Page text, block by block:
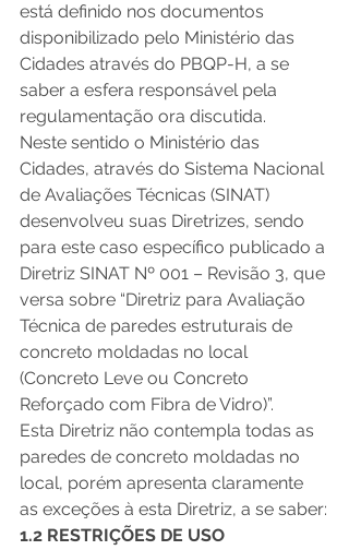
está definido nos documentos
disponibilizado pelo Ministério das
Cidades através do PBQP-H, a se
saber a esfera responsável pela
regulamentação ora discutida.
Neste sentido o Ministério das
Cidades, através do Sistema Nacional
de Avaliações Técnicas (SINAT)
desenvolveu suas Diretrizes, sendo
para este caso específico publicado a
Diretriz SINAT Nº 001 – Revisão 3, que
versa sobre “Diretriz para Avaliação
Técnica de paredes estruturais de
concreto moldadas no local
(Concreto Leve ou Concreto
Reforçado com Fibra de Vidro)”.
Esta Diretriz não contempla todas as
paredes de concreto moldadas no
local, porém apresenta claramente
as exceções à esta Diretriz, a se saber:
1.2 RESTRIÇÕES DE USO